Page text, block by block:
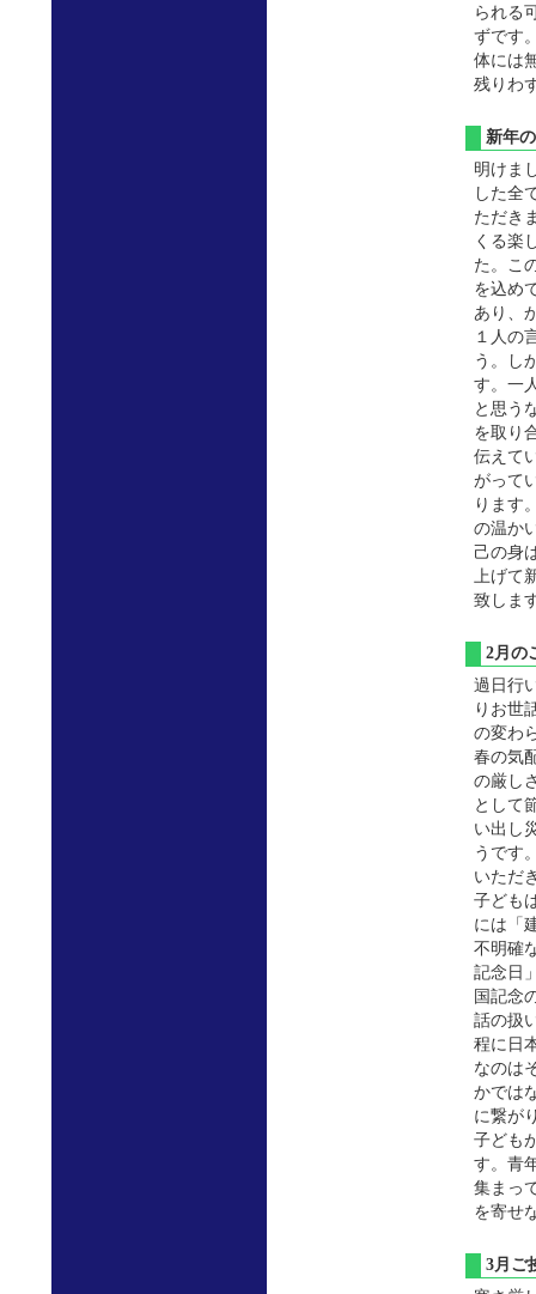
られる
ずです
体には
残りわ
新年
明けま
した全
ただき
くる楽
た。こ
を込め
あり、
１人の
う。し
す。一
と思う
を取り
伝えて
がって
ります
の温か
己の身
上げて
致しま
2月
過日行
りお世
の変わ
春の気
の厳し
として
い出し
うです
いただ
子ども
には「
不明確
記念日
国記念
話の扱
程に日
なのは
かでは
に繋が
子ども
す。青
集まっ
を寄せ
3月